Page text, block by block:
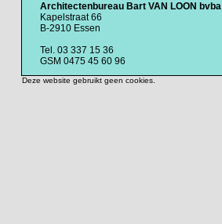
Architectenbureau Bart VAN LOON bvba
Kapelstraat 66
B-2910 Essen
Tel. 03 337 15 36
GSM 0475 45 60 96
Deze website gebruikt geen cookies.